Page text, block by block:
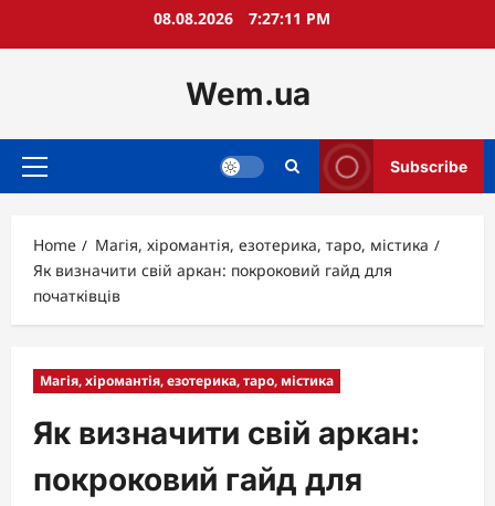
08.08.2026 7:27:12 PM
Wem.ua
Primary
Subscribe
Home
Магія, хіромантія, езотерика, таро, містика
Як визначити свій аркан: покроковий гайд для
початківців
Магія, хіромантія, езотерика, таро, містика
Як визначити свій аркан:
покроковий гайд для